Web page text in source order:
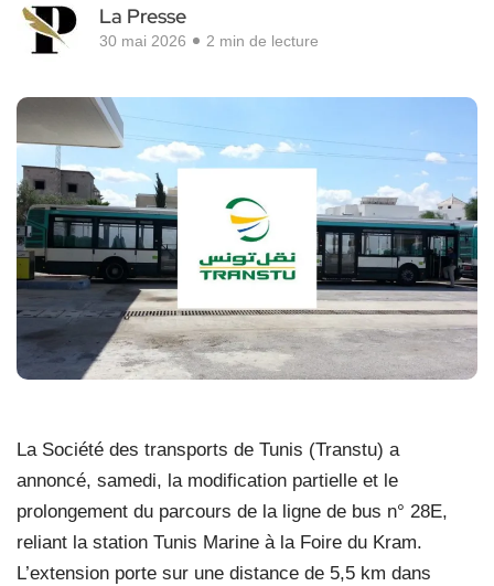
La Presse
30 mai 2026 2 min de lecture
La Société des transports de Tunis (Transtu) a
annoncé, samedi, la modification partielle et le
prolongement du parcours de la ligne de bus n° 28E,
reliant la station Tunis Marine à la Foire du Kram.
L’extension porte sur une distance de 5,5 km dans